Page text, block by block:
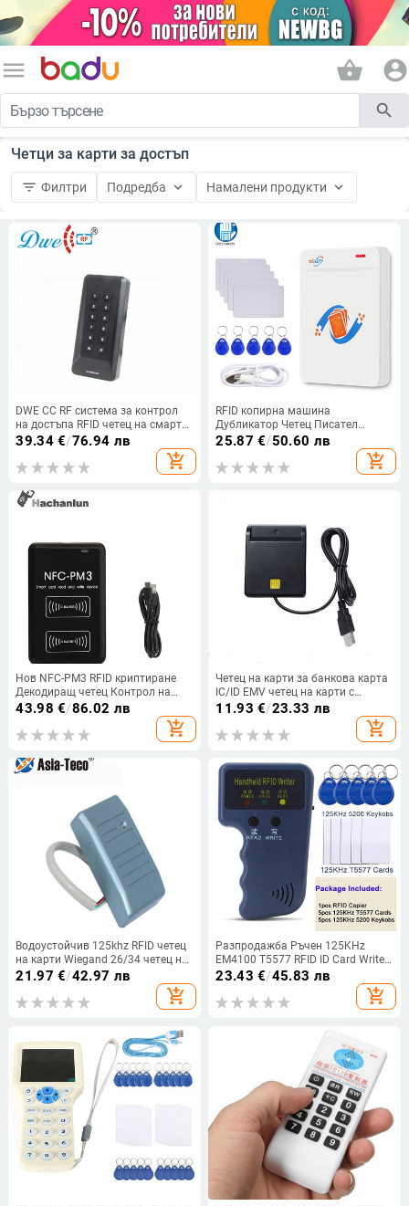
menu shopping_basket account_circle
search
Четци за карти за достъп
filter_list Филтри Подредба keyboard_arrow_down Намалени продукти keyboard_arrow_down
DWE CC RF система за контрол
на достъпа RFID четец на смарт
карти 13,56 mhz водоустойчив
39.34€/76.94 лв
add_shopping_cart
RFID копирна машина
Дубликатор Четец Писател
125KHz 13.56MHz USB
програматор Ключодържатели
UID T5577 Презаписваема
25.87 €/50.60 лв
add_shopping_cart
Нов NFC-PM3 RFID криптиране
Декодиращ четец Контрол на
достъпа IC/ID интелигентен чип
Дубликатор на карти 13.56Mhz
Писащ ключ Бадж Етикет
43.98 €/86.02 лв
add_shopping_cart
Четец на карти за банкова карта
IC/ID EMV четец на карти с
високо качество за Windows 7 8
10 за Linux OS USB-CCID ISO 7816
11.93 €/23.33 лв
add_shopping_cart
Водоустойчив 125khz RFID четец
на карти Wiegand 26/34 четец на
карти LED индикатори Сигурен
четец за контрол на достъпа
21.97 €/42.97 лв
add_shopping_cart
Разпродажба Ръчен 125KHz
EM4100 T5577 RFID ID Card Writer
Копирна машина Дубликатор
Повтарящ се програмист за
Office Home Security
23.43 €/45.83 лв
add_shopping_cart